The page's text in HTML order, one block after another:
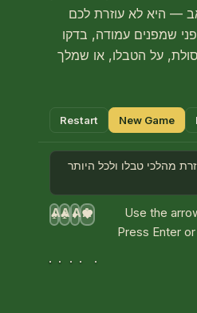
— היא לא עוזרת לכם
שמפנים עמודה, בדקו
על הטבלו, או שמלך
New Game
Restart
בעזרת מהלכי טבלו ולכל היותר
Use the
Press Enter
A
♥
A
♦
A
♣
A
♠